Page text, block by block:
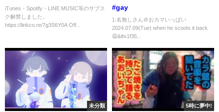
iTunes・Spotify・LINE MUSIC等のサブス
ク解禁しました。
https://linkco.re/7g3S6Y0A Off...
#gay
1:名無しさん＠おカマいっぱい
2024.07.09(Tue) when he scoots it back
😩&#x1f35...
未分類 5時に夢中!